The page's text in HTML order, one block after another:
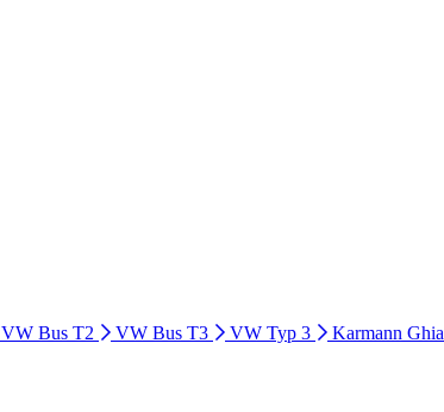
VW Bus T2 VW Bus T3 VW Typ 3 Karmann Ghia